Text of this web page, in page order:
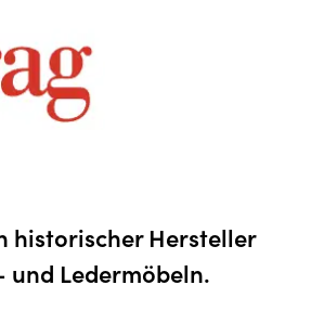
historischer Hersteller
und Ledermöbeln.